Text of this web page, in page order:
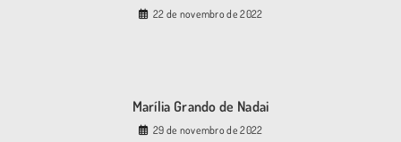
22 de novembro de 2022
Marília Grando de Nadai
29 de novembro de 2022